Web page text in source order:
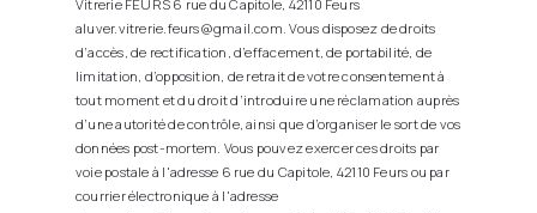
Vitrerie FEURS 6 rue du Capitole, 42110 Feurs
aluver.vitrerie.feurs@gmail.com. Vous disposez de droits
d’accès, de rectification, d’effacement, de portabilité, de
limitation, d’opposition, de retrait de votre consentement à
tout moment et du droit d’introduire une réclamation auprès
d’une autorité de contrôle, ainsi que d’organiser le sort de vos
données post-mortem. Vous pouvez exercer ces droits par
voie postale à l'adresse 6 rue du Capitole, 42110 Feurs ou par
courrier électronique à l'adresse